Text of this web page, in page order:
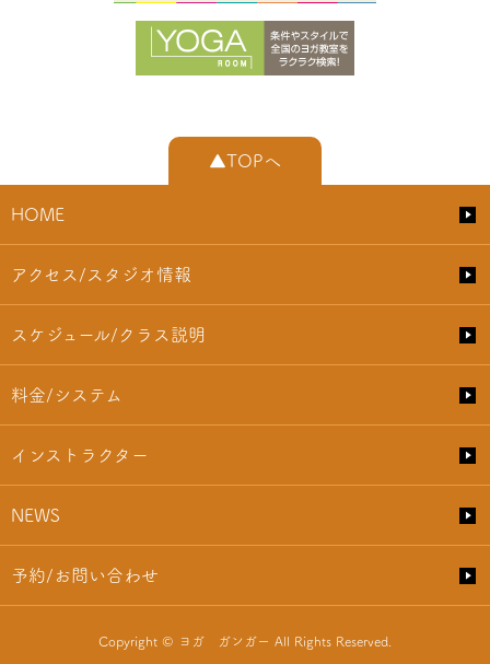
▲TOPへ
HOME
アクセス/スタジオ情報
スケジュール/クラス説明
料金/システム
インストラクター
NEWS
予約/お問い合わせ
Copyright © ヨガ ガンガー All Rights Reserved.